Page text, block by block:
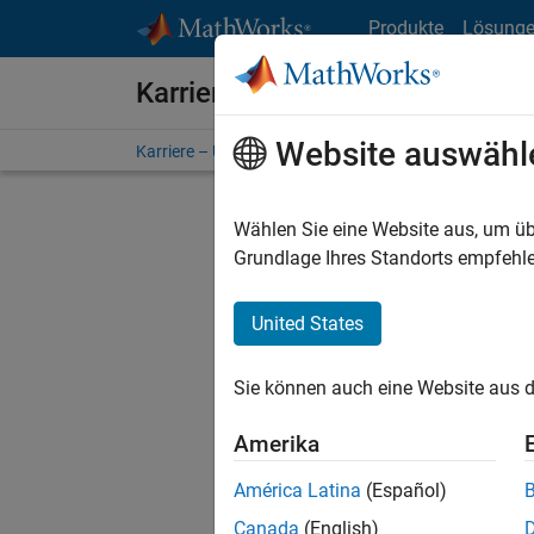
Produkte
Karriere bei MathWorks
Karriere – Übersicht Stellensuche
Stellen
Es
Region
Website
Wählen Sie eine Website aus, um
Grundlage Ihres Standorts
United States
Sie können auch eine Website aus
Amerika
América Latina (Español)
Canada (English)